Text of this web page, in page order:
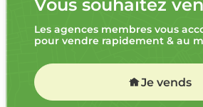
Vous souhaitez
Les agences membres vous
pour vendre rapidement & au
Je vends